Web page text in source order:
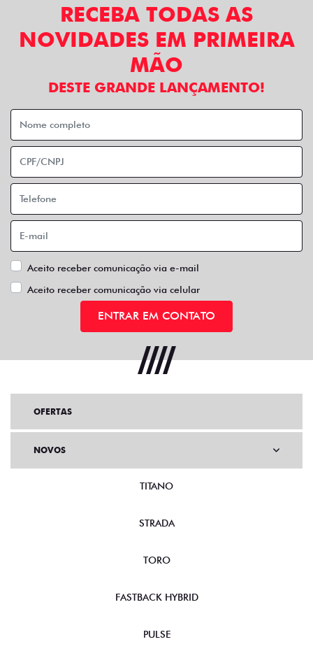
RECEBA TODAS AS
NOVIDADES EM PRIMEIRA
MÃO
DESTE GRANDE LANÇAMENTO!
Aceito receber comunicação via e-mail
Aceito receber comunicação via celular
ENTRAR EM CONTATO
OFERTAS
NOVOS
TITANO
STRADA
TORO
FASTBACK HYBRID
PULSE